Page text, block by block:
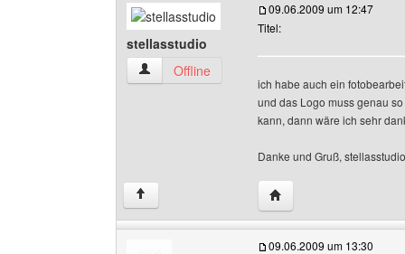
stellasstudio
stellasstudio Benutzer-Profile anzeigen
Offline
09.06.2009 um 12:47
Titel:
ich habe auch ein
und das Logo muss genau
kann, dann wäre ich sehr
Danke und Gruß, stellasstudio
↑ Website dieses
09.06.2009 um 13:30